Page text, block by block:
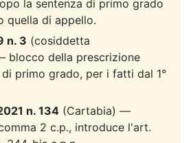
la sentenza di primo grado
quella di appello.
n. 3 (cosiddetta
blocco della prescrizione
primo grado, per i fatti dal 1°
n. 134 (Cartabia) —
2 c.p., introduce l'art.